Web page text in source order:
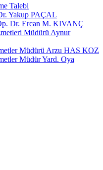
Talebi
Yakup PAÇAL
Dr. Ercan M. KIVANÇ
Müdürü Aynur
Müdürü Arzu HAS KOZ
Müdür Yard. Oya